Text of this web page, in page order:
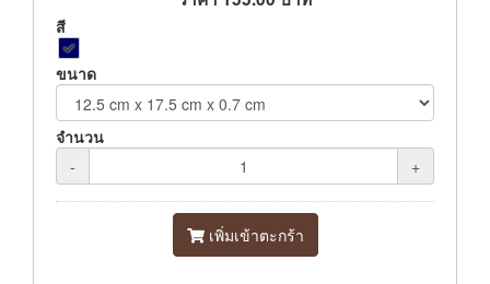
สี
ขนาด
จำนวน
-
+
เพิ่มเข้าตะกร้า